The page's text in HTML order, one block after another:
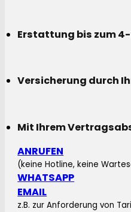
Erstattung bis zum
Versicherung durch
Mit Ihrem
ANRUFEN
(keine Hotline, keine
WHATSAPP
EMAIL
z.B. zur Anforderung von